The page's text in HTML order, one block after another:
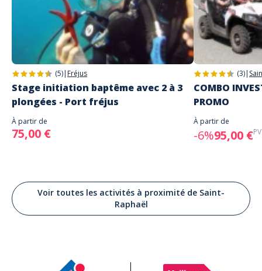
(5)| Fréjus
Stage initiation baptême avec 2 à 3
plongées - Port fréjus
À partir de
75,00 €
(3)|
COMBO
PROMO
À partir de
-6%95,00 €
Voir toutes les activités à proximité de Saint-
Raphaël